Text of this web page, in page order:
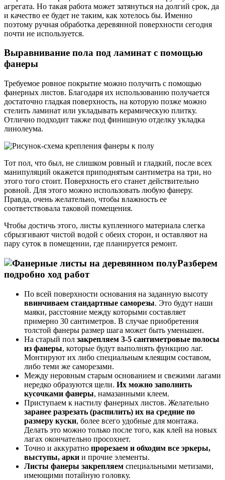
агрегата. Но такая работа может затянуться на долгий срок, да
и качество ее будет не таким, как хотелось бы. Именно
поэтому ручная обработка деревянной поверхности сегодня
почти не используется.
Выравнивание пола под ламинат с помощью
фанеры
Требуемое ровное покрытие можно получить с помощью
фанерных листов. Благодаря их использованию получается
достаточно гладкая поверхность, на которую позже можно
стелить ламинат или укладывать керамическую плитку.
Отлично подходит также под финишную отделку укладка
линолеума.
Тот пол, что был, не слишком ровный и гладкий, после всех
манипуляций окажется приподнятым сантиметра на три, но
этого того стоит. Поверхность его станет действительно
ровной. Для этого можно использовать любую фанеру.
Правда, очень желательно, чтобы влажность ее
соответствовала таковой помещения.
Чтобы достичь этого, листы купленного материала слегка
сбрызгивают чистой водой с обеих сторон, и оставляют на
пару суток в помещении, где планируется ремонт.
Разберем
подробно ход работ
По всей поверхности основания на заданную высоту
ввинчиваем стандартные саморезы. Это будут наши
маяки, расстояние между которыми составляет
примерно 30 сантиметров. В случае приобретения
толстой фанеры размер шага может быть уменьшен.
На старый пол закрепляем 3-5 сантиметровые полосы
из фанеры, которые будут выполнять функцию лаг.
Монтируют их либо специальным клеящим составом,
либо теми же саморезами.
Между неровным старым основанием и свежими лагами
нередко образуются щели. Их можно заполнить
кусочками фанеры, намазанными клеем.
Приступаем к настилу фанерных листов. Желательно
заранее разрезать (распилить) их на средние по
размеру куски, более всего удобные для монтажа.
Делать это можно только после того, как клей на новых
лагах окончательно просохнет.
Точно и аккуратно прорезаем и обходим все эркеры,
выступы, арки и прочие элементы.
Листы фанеры закрепляем специальными метизами,
имеющими потайную головку.